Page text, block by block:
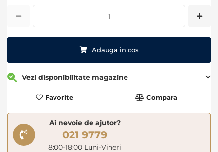
Adauga in cos
Vezi disponibilitate magazine
Favorite Compara
Ai nevoie de ajutor?
021 9779
8:00-18:00 Luni-Vineri